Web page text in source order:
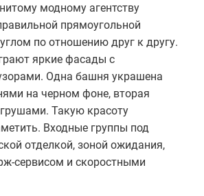
модному агентству
прямоугольной
по отношению друг к другу.
яркие фасады с
Одна башня украшена
на черном фоне, вторая
Такую красоту
Входные группы под
отделкой, зоной ожидания,
сервисом и скоростными